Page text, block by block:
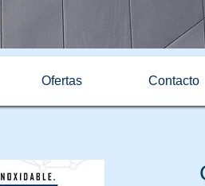
Ofertas Contacto